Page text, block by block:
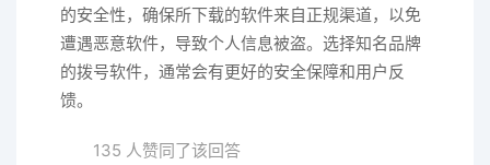
的安全性，确保所下载的软件来自正规渠道，以免
遭遇恶意软件，导致个人信息被盗。选择知名品牌
的拨号软件，通常会有更好的安全保障和用户反
馈。
135 人赞同了该回答